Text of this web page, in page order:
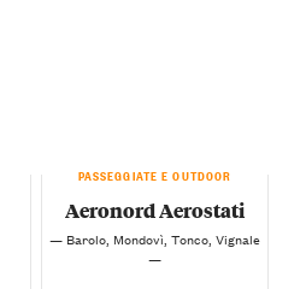
PASSEGGIATE E OUTDOOR
Aeronord Aerostati
— Barolo, Mondovì, Tonco, Vignale
—